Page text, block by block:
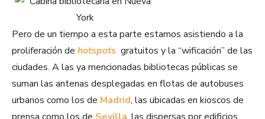
Pero de un tiempo a esta parte estamos asistiendo a la
proliferación de hotspots gratuitos y la “wificación” de las
ciudades. A las ya mencionadas bibliotecas públicas se
suman las antenas desplegadas en flotas de autobuses
urbanos como los de Madrid, las ubicadas en kioscos de